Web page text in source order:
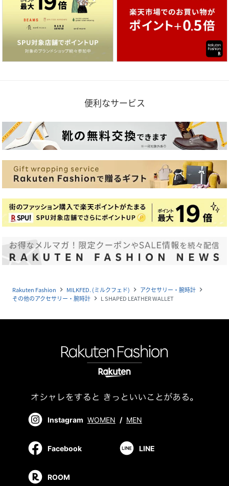
便利なサービス
Rakuten Fashion navigate_next MILKFED. (ミルクフェド) navigate_next アクセサリー・腕時計 navigate_next
その他のアクセサリー・腕時計 navigate_next L SHAPED LEATHER WALLET
Instagram WOMEN / MEN
Facebook LINE
ROOM